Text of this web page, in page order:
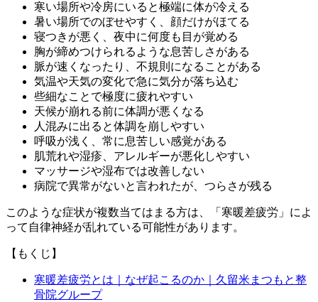
寒い場所や冷房にいると極端に体が冷える
暑い場所でのぼせやすく、顔だけがほてる
寝つきが悪く、夜中に何度も目が覚める
胸が締めつけられるような息苦しさがある
脈が速くなったり、不規則になることがある
気温や天気の変化で急に気分が落ち込む
些細なことで極度に疲れやすい
天候が崩れる前に体調が悪くなる
人混みに出ると体調を崩しやすい
呼吸が浅く、常に息苦しい感覚がある
肌荒れや湿疹、アレルギーが悪化しやすい
マッサージや湿布では改善しない
病院で異常がないと言われたが、つらさが残る
このような症状が複数当てはまる方は、「寒暖差疲労」によ
って自律神経が乱れている可能性があります。
【もくじ】
寒暖差疲労とは｜なぜ起こるのか｜久留米まつもと整
骨院グループ